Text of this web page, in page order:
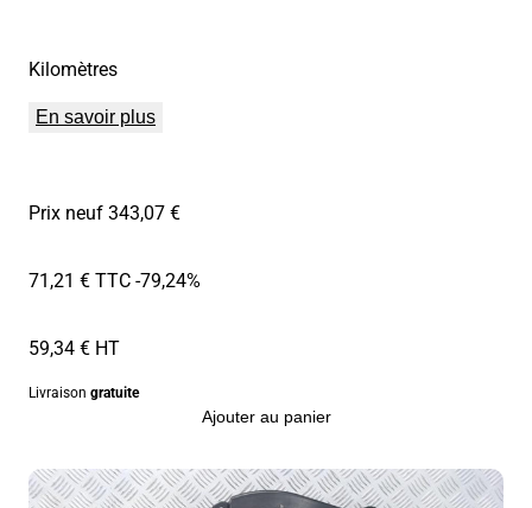
Kilomètres
En savoir plus
Prix neuf 343,07 €
71,21 € TTC-79,24%
59,34 € HT
Livraison gratuite
Ajouter au panier